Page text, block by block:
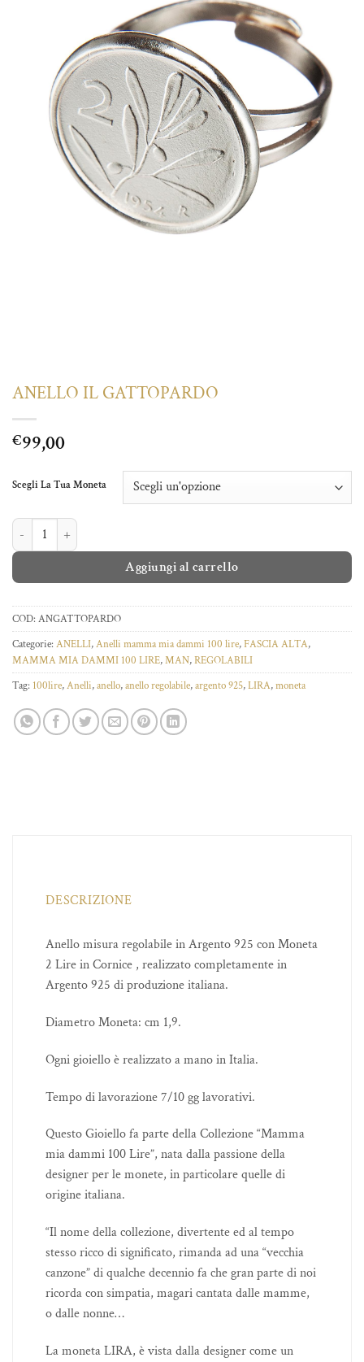
ANELLO IL GATTOPARDO
€99,00
Scegli La Tua Moneta
ANELLO IL GATTOPARDO quantità
Aggiungi al carrello
COD: ANGATTOPARDO
Categorie: ANELLI,Anelli mamma mia dammi 100 lire,FASCIA ALTA,
MAMMA MIA DAMMI 100 LIRE,MAN,REGOLABILI
Tag: 100lire,Anelli,anello,anello regolabile,argento 925,LIRA,moneta
DESCRIZIONE
Anello misura regolabile in Argento 925 con Moneta
2 Lire in Cornice , realizzato completamente in
Argento 925 di produzione italiana.
Diametro Moneta: cm 1,9.
Ogni gioiello è realizzato a mano in Italia.
Tempo di lavorazione 7/10 gg lavorativi.
Questo Gioiello fa parte della Collezione “Mamma
mia dammi 100 Lire”, nata dalla passione della
designer per le monete, in particolare quelle di
origine italiana.
“Il nome della collezione, divertente ed al tempo
stesso ricco di significato, rimanda ad una “vecchia
canzone” di qualche decennio fa che gran parte di noi
ricorda con simpatia, magari cantata dalle mamme,
o dalle nonne…
La moneta LIRA, è vista dalla designer come un